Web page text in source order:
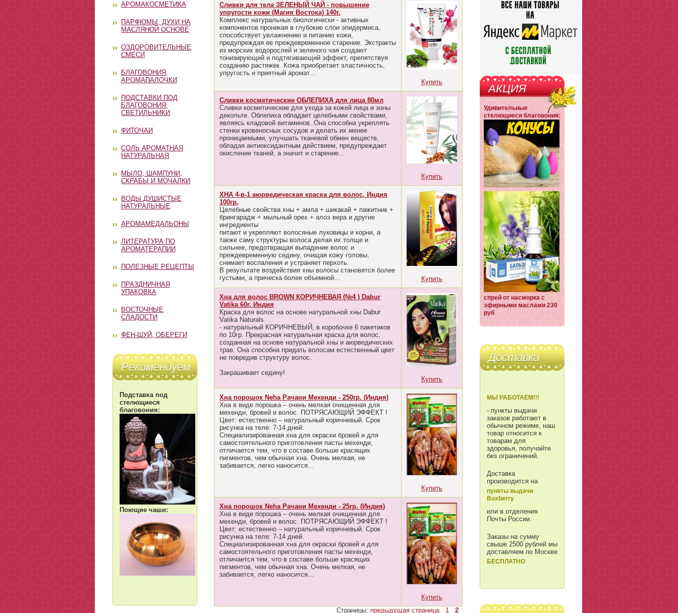
АРОМАКОСМЕТИКА
ПАРФЮМЫ, ДУХИ НА
МАСЛЯНОЙ ОСНОВЕ
ОЗДОРОВИТЕЛЬНЫЕ
СМЕСИ
БЛАГОВОНИЯ,
АРОМАПАЛОЧКИ
ПОДСТАВКИ ПОД
БЛАГОВОНИЯ;
СВЕТИЛЬНИКИ
ФИТОЧАИ
СОЛЬ АРОМАТНАЯ
НАТУРАЛЬНАЯ
МЫЛО, ШАМПУНИ,
СКРАБЫ И МОЧАЛКИ
ВОДЫ ДУШИСТЫЕ
НАТУРАЛЬНЫЕ
АРОМАМЕДАЛЬОНЫ
ЛИТЕРАТУРА ПО
АРОМАТЕРАПИИ
ПОЛЕЗНЫЕ РЕЦЕПТЫ
ПРАЗДНИЧНАЯ
УПАКОВКА
ВОСТОЧНЫЕ
СЛАДОСТИ
ФЕН-ШУЙ, ОБЕРЕГИ
Рекомендуем
Подставка под
стелющиеся
благовония:
Поющие чаши:
Сливки для тела ЗЕЛЕНЫЙ ЧАЙ - повышение
упругости кожи (Магия Востока) 140г.
Комплекс натуральных биологически - активных
компонентов проникая в глубокие слои эпидермиса,
способствует увлажнению и питанию кожи,
предупреждая ее преждевременное старение. Экстракты
из морских водорослей и зеленого чая создают
тонизирующий и подтягивающий эффект, препятствуя
созданию растяжек. Кожа приобретает эластичность,
упругость и приятный аромат...
Купить
Сливки косметические ОБЛЕПИХА для лица 80мл
Сливки косметические для ухода за кожей лица и зоны
декольте. Облепиха обладает целебными свойствами,
являясь кладовой витаминов. Она способна укреплять
стенки кровеносных сосудов и делать их менее
проницаемыми, улучшать тканевой обмен веществ,
обладая антиоксидантным действием, предупреждает
окисление тканей, а значит и старение...
Купить
ХНА 4-в-1 аюрведическая краска для волос, Индия
100гр.
Целебные свойства хны + амла + шикакай + пажитник +
брингарадж + мыльный орех + алоэ вера и другие
ингредиенты
питают и укрепляют волосяные луковицы и корни, а
также саму структуры волоса делая их толще и
сильнее, предотвращая выпадение волос и
преждевременную седину, очищая кожу головы,
снимает воспаления и устраняет перхоть.
В результате воздействия хны волосы становятся более
густыми, а прическа более объемной...
Купить
Хна для волос BROWN КОРИЧНЕВАЯ (№4 ) Dabur
Vatika 60г, Индия
Краска для волос на основе натуральной хны Dabur
Vatika Naturals
- натуральный КОРИЧНЕВЫЙ, в коробочке 6 пакетиков
по 10гр. Прекрасная натуральная краска для волос,
созданная на основе натуральной хны и аюрведических
трав. Она способна придать волосам естественный цвет
не повредив структуру волос.
Закрашивает седину!
Купить
Хна порошок Nеhа Рачани Мехенди - 250гр. (Индия)
Хна в виде порошка – очень мелкая очищенная для
мехенди, бровей и волос. ПОТРЯСАЮЩИЙ ЭФФЕКТ !
Цвет: естественно – натуральный коричневый. Срок
рисунка на теле: 7-14 дней.
Специализированная хна для окраски бровей и для
самостоятельного приготовления пасты мехенди,
отличается тем, что в составе больше красящих
пигментов, чем обычная хна. Очень мелкая, не
забивается, легко наносится...
Купить
Хна порошок Nеhа Рачани Мехенди - 25гр. (Индия)
Хна в виде порошка – очень мелкая очищенная для
мехенди, бровей и волос. ПОТРЯСАЮЩИЙ ЭФФЕКТ !
Цвет: естественно – натуральный коричневый. Срок
рисунка на теле: 7-14 дней.
Специализированная хна для окраски бровей и для
самостоятельного приготовления пасты мехенди,
отличается тем, что в составе больше красящих
пигментов, чем обычная хна. Очень мелкая, не
забивается, легко наносится...
Купить
Страницы: предыдущая страница 1 2
АКЦИЯ
Удивительные
стелющиеся благовония:
спрей от насморка с
эфирными маслами 230
руб
Доставка
МЫ РАБОТАЕМ!!!
- пункты выдачи
заказов работают в
обычном режиме, наш
товар относится к
товарам для
здоровья, получайте
без ограничений.
Доставка
производится на
пункты выдачи
Boxberry
или в отделения
Почты России.
Заказы на сумму
свыше 2500 рублей мы
доставляем по Москве
БЕСПЛАТНО